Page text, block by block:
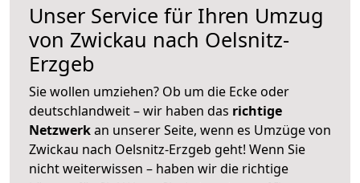
Unser Service für Ihren Umzug
von Zwickau nach Oelsnitz-
Erzgeb
Sie wollen umziehen? Ob um die Ecke oder
deutschlandweit – wir haben das richtige
Netzwerkan unserer Seite, wenn es Umzüge von
Zwickau nach Oelsnitz-Erzgeb geht! Wenn Sie
nicht weiterwissen – haben wir die richtige